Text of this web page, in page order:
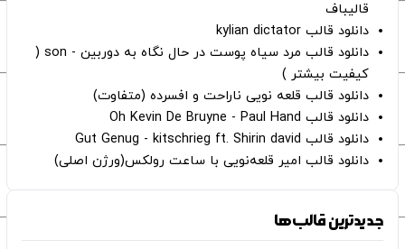
قالیباف
دانلود قالب kylian dictator
دانلود قالب مرد سیاه پوست در حال نگاه به دوربین - son (
کیفیت بیشتر )
دانلود قالب قلعه نویی ناراحت و افسرده (متفاوت)
دانلود قالب Oh Kevin De Bruyne - Paul Hand
دانلود قالب Gut Genug - kitschrieg ft. Shirin david
دانلود قالب امیر قلعه‌نویی با ساعت رولکس(ورژن اصلی)
جدیدترین قالب‌ها